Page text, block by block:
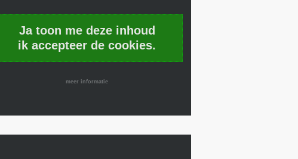
Ja toon me deze inhoud
ik accepteer de cookies.
meer informatie